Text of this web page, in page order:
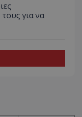
για να